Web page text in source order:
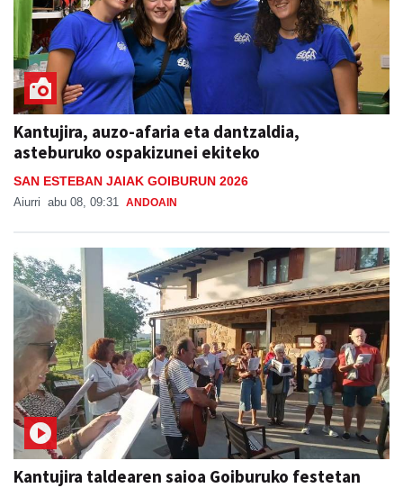
Kantujira, auzo-afaria eta dantzaldia,
asteburuko ospakizunei ekiteko
SAN ESTEBAN JAIAK GOIBURUN 2026
Aiurri abu 08, 09:31 ANDOAIN
Kantujira taldearen saioa Goiburuko festetan